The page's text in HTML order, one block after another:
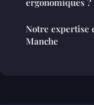
ergonomiques ?
Notre expertise
Manche